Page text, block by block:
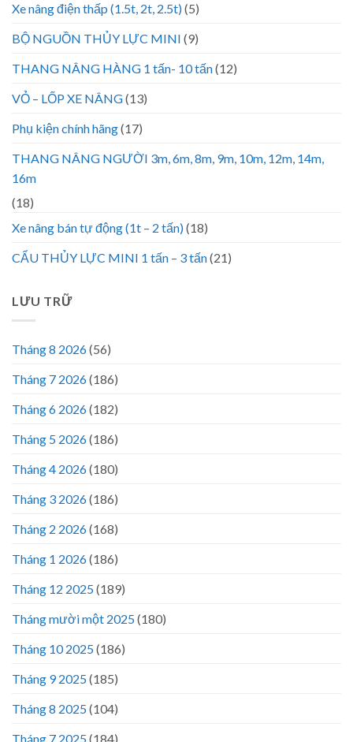
Xe nâng điện thấp (1.5t, 2t, 2.5t)(5)
BỘ NGUỒN THỦY LỰC MINI (9)
THANG NÂNG HÀNG 1 tấn- 10 tấn(12)
VỎ – LỐP XE NÂNG(13)
Phụ kiện chính hãng(17)
THANG NÂNG NGƯỜI 3m, 6m, 8m, 9m, 10m, 12m, 14m,
16m
(18)
Xe nâng bán tự động (1t – 2 tấn)(18)
CẨU THỦY LỰC MINI 1 tấn – 3 tấn(21)
LƯU TRỮ
Tháng 8 2026(56)
Tháng 7 2026(186)
Tháng 6 2026(182)
Tháng 5 2026(186)
Tháng 4 2026(180)
Tháng 3 2026(186)
Tháng 2 2026(168)
Tháng 1 2026(186)
Tháng 12 2025(189)
Tháng mười một 2025(180)
Tháng 10 2025(186)
Tháng 9 2025(185)
Tháng 8 2025(104)
Tháng 7 2025(184)